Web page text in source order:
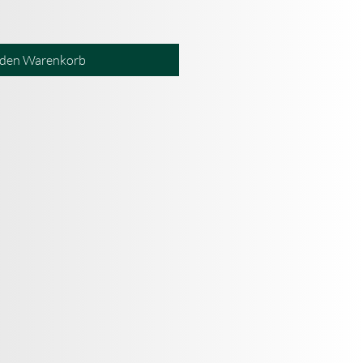
Warenkorb